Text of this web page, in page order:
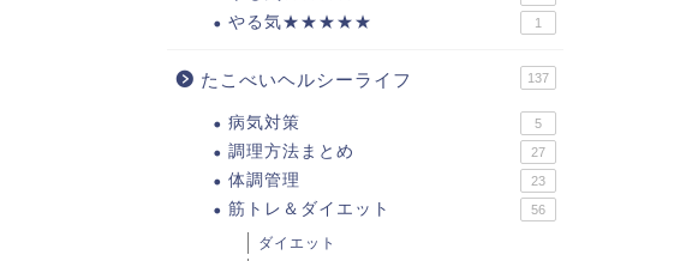
やる気★★★★★ 1
たこべいヘルシーライフ 137
病気対策 5
調理方法まとめ 27
体調管理 23
筋トレ＆ダイエット 56
ダイエット